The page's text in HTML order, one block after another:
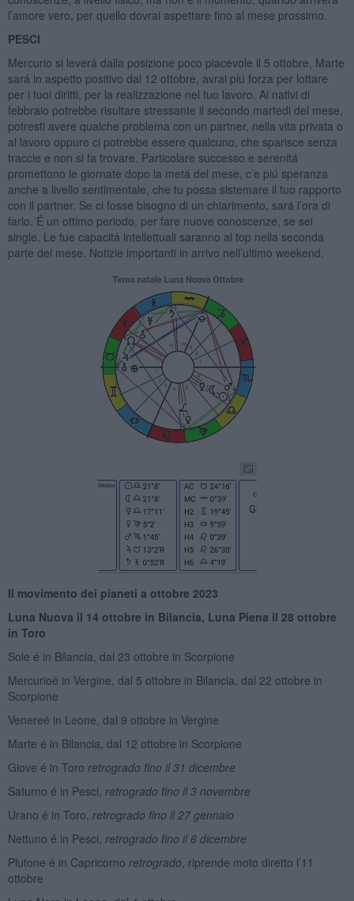
l’amore vero, per quello dovrai aspettare fino al mese prossimo.
PESCI
Mercurio si leverá dalla posizione poco piacevole il 5 ottobre, Marte
sará in aspetto positivo dal 12 ottobre, avrai piú forza per lottare
per i tuoi diritti, per la realizzazione nel tuo lavoro. Ai nativi di
febbraio potrebbe risultare stressante il secondo martedi del mese,
potresti avere qualche problema con un partner, nella vita privata o
al lavoro oppure ci potrebbe essere qualcuno, che sparisce senza
traccie e non si fa trovare. Particolare successo e serenitá
promettono le giornate dopo la metá del mese, c’e piú speranza
anche a livello sentimentale, che tu possa sistemare il tuo rapporto
con il partner. Se ci fosse bisogno di un chiarimento, sará l’ora di
farlo. É un ottimo periodo, per fare nuove conoscenze, se sei
single. Le tue capacitá intellettuali saranno al top nella seconda
parte del mese. Notizie importanti in arrivo nell’ultimo weekend.
Il movimento dei pianeti a ottobre 2023
Luna Nuova il 14 ottobre in Bilancia, Luna Piena il 28 ottobre
in Toro
Sole é in Bilancia, dal 23 ottobre in Scorpione
Mercurioé in Vergine, dal 5 ottobre in Bilancia, dal 22 ottobre in
Scorpione
Venereé in Leone, dal 9 ottobre in Vergine
Marte é in Bilancia, dal 12 ottobre in Scorpione
Giove é in Toro retrogrado fino il 31 dicembre
Saturno é in Pesci, retrogrado fino il 3 novembre
Urano é in Toro, retrogrado fino il 27 gennaio
Nettuno é in Pesci, retrogrado fino il 6 dicembre
Plutone é in Capricorno retrogrado , riprende moto diretto l’11
ottobre